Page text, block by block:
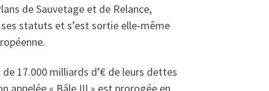
de Sauvetage et de Relance,
statuts et s’est sortie elle-même
17.000 milliards d’€ de leurs dettes